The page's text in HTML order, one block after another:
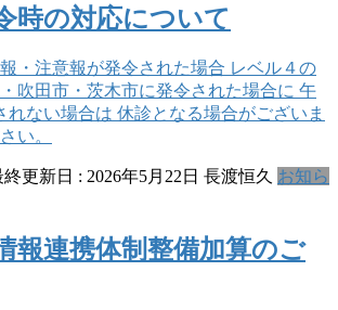
時の対応について
・注意報が発令された場合 レベル４の
吹田市・茨木市に発令された場合に 午
れない場合は 休診となる場合がございま
い。
終更新日 : 2026年5月22日 長渡恒久 お知ら
報連携体制整備加算のご